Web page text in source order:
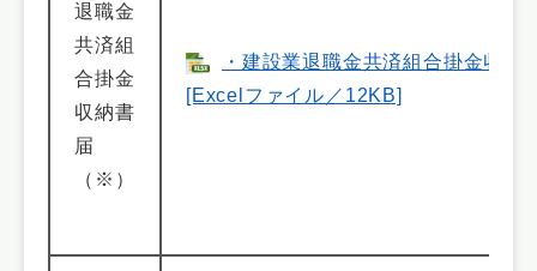
退職金
共済組
合掛金
収納書
届
（※）
・建設業退職金共済組合掛金収納
[Excelファイル／12KB]